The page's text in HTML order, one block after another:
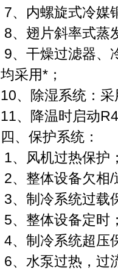
7、内螺旋式冷媒
8、翅片斜率式蒸
9、干燥过滤器、
均采用*；
10、除湿系统：
11、降温时启动
四、保护系统：
1、风机过热保护
2、整体设备欠相
3、制冷系统过载
5、整体设备定时
4、制冷系统超压
6、水泵过热，过